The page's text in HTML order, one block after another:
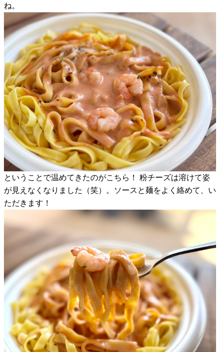
ね。
ということで温めてきたのがこちら！ 粉チーズは溶けて姿
が見えなくなりました（笑）。ソースと麺をよく絡めて、い
ただきます！